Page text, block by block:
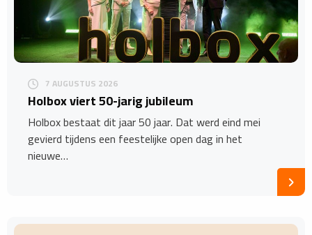
7 AUGUSTUS 2026
Holbox viert 50-jarig jubileum
Holbox bestaat dit jaar 50 jaar. Dat werd eind mei
gevierd tijdens een feestelijke open dag in het
nieuwe…